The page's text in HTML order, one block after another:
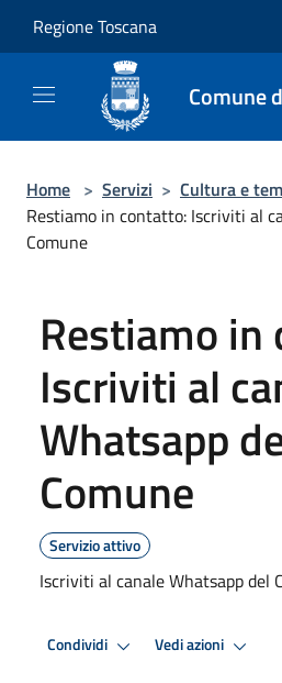
Regione Toscana
Comune
Home > Servizi > Cultura e
Restiamo in contatto: Iscriviti al
Comune
Restiamo
Iscriviti al
Whatsapp
Comune
Servizio attivo
Iscriviti al canale Whatsapp del
Condividi Vedi azioni